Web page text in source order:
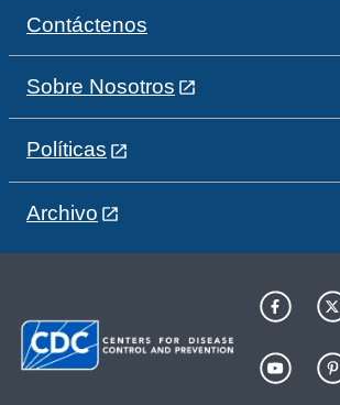
Contáctenos
Sobre Nosotros
Políticas
Archivo